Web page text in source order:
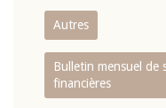
Autres
Bulletin mensuel de
financières